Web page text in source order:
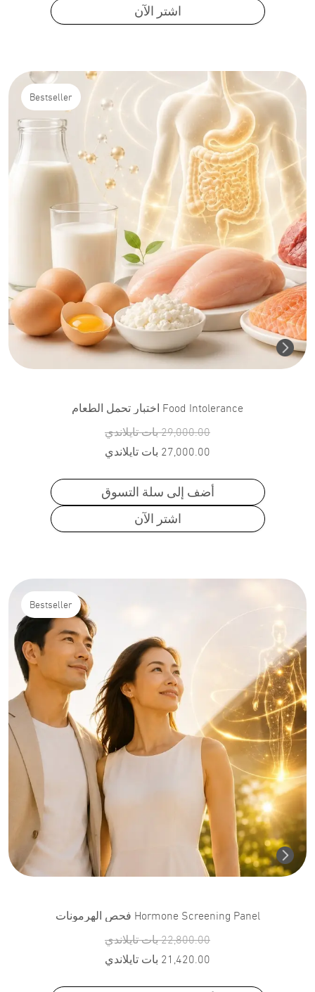
اشتر الآن
Bestseller
Food Intolerance اختبار تحمل الطعام
29,000.00 بات تايلاندي
27,000.00 بات تايلاندي
أضف إلى سلة التسوق
اشتر الآن
Bestseller
Hormone Screening Panel فحص الهرمونات
22,800.00 بات تايلاندي
21,420.00 بات تايلاندي